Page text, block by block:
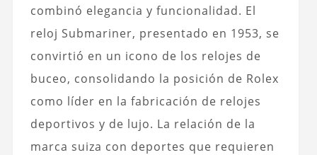
combinó elegancia y funcionalidad. El
reloj Submariner, presentado en 1953, se
convirtió en un icono de los relojes de
buceo, consolidando la posición de Rolex
como líder en la fabricación de relojes
deportivos y de lujo. La relación de la
marca suiza con deportes que requieren